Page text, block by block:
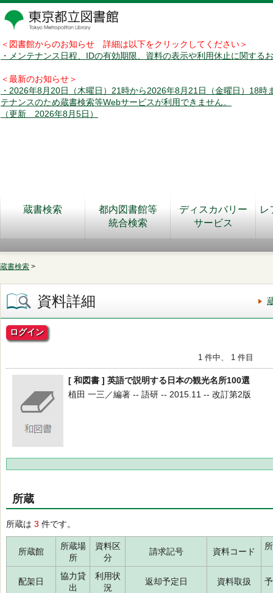
＜図書館からのお知らせ 詳細は以下をクリックしてください＞
・メンテナンス日程、IDの有効期限、資料の表示や利用休止に関する
＜最新のお知らせ＞
・2026年8月20日（木曜日）21時から2026年8月21日（金曜日）18時
テナンスのため蔵書検索等Webサービスが利用できません。
（更新 2026年8月5日）
蔵書検索
都内図書館等
統合検索
ディスカバリー
サービス
レ
蔵書検索 >
資料詳細
ログイン
1 件中、 1 件目
[ 和図書 ] 英語で説明する日本の観光名所100選
植田 一三／編著 -- 語研 -- 2015.11 -- 改訂第2版
所蔵
所蔵は 3 件です。
所蔵館
所蔵場
所
資料区
分
請求記号 資料コード
配架日
協力貸
出
利用状
況
返却予定日 資料取扱